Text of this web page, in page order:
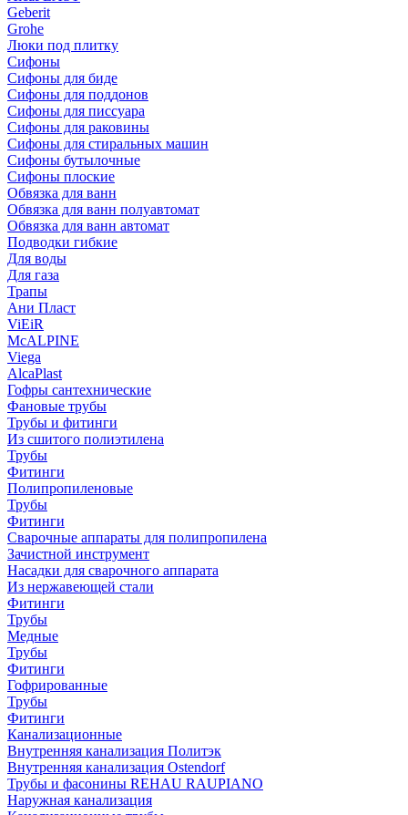
Geberit
Grohe
Люки под плитку
Сифоны
Сифoны для биде
Сифoны для поддонов
Сифoны для писсуара
Сифоны для раковины
Сифоны для стиральных машин
Сифоны бутылочные
Сифоны плоские
Обвязка для ванн
Обвязка для ванн полуавтомат
Обвязка для ванн автомат
Подводки гибкие
Для воды
Для газа
Трапы
Ани Пласт
ViEiR
McALPINE
Viega
AlcaPlast
Гофры сантехнические
Фановые трубы
Трубы и фитинги
Из сшитого полиэтилена
Трубы
Фитинги
Полипропиленовые
Трубы
Фитинги
Сварочные аппараты для полипропилена
Зачистной инструмент
Насадки для сварочного аппарата
Из нержавеющей стали
Фитинги
Трубы
Медные
Трубы
Фитинги
Гофрированные
Трубы
Фитинги
Канализационные
Внутренняя канализация Политэк
Внутренняя канализация Ostendorf
Трубы и фасонины REHAU RAUPIANO
Наружная канализация